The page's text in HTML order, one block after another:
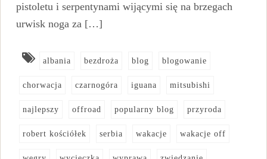
pistoletu i serpentynami wijącymi się na brzegach
urwisk noga za […]
albania bezdroża blog blogowanie
chorwacja czarnogóra iguana mitsubishi
najlepszy offroad popularny blog przyroda
robert kościółek serbia wakacje wakacje off